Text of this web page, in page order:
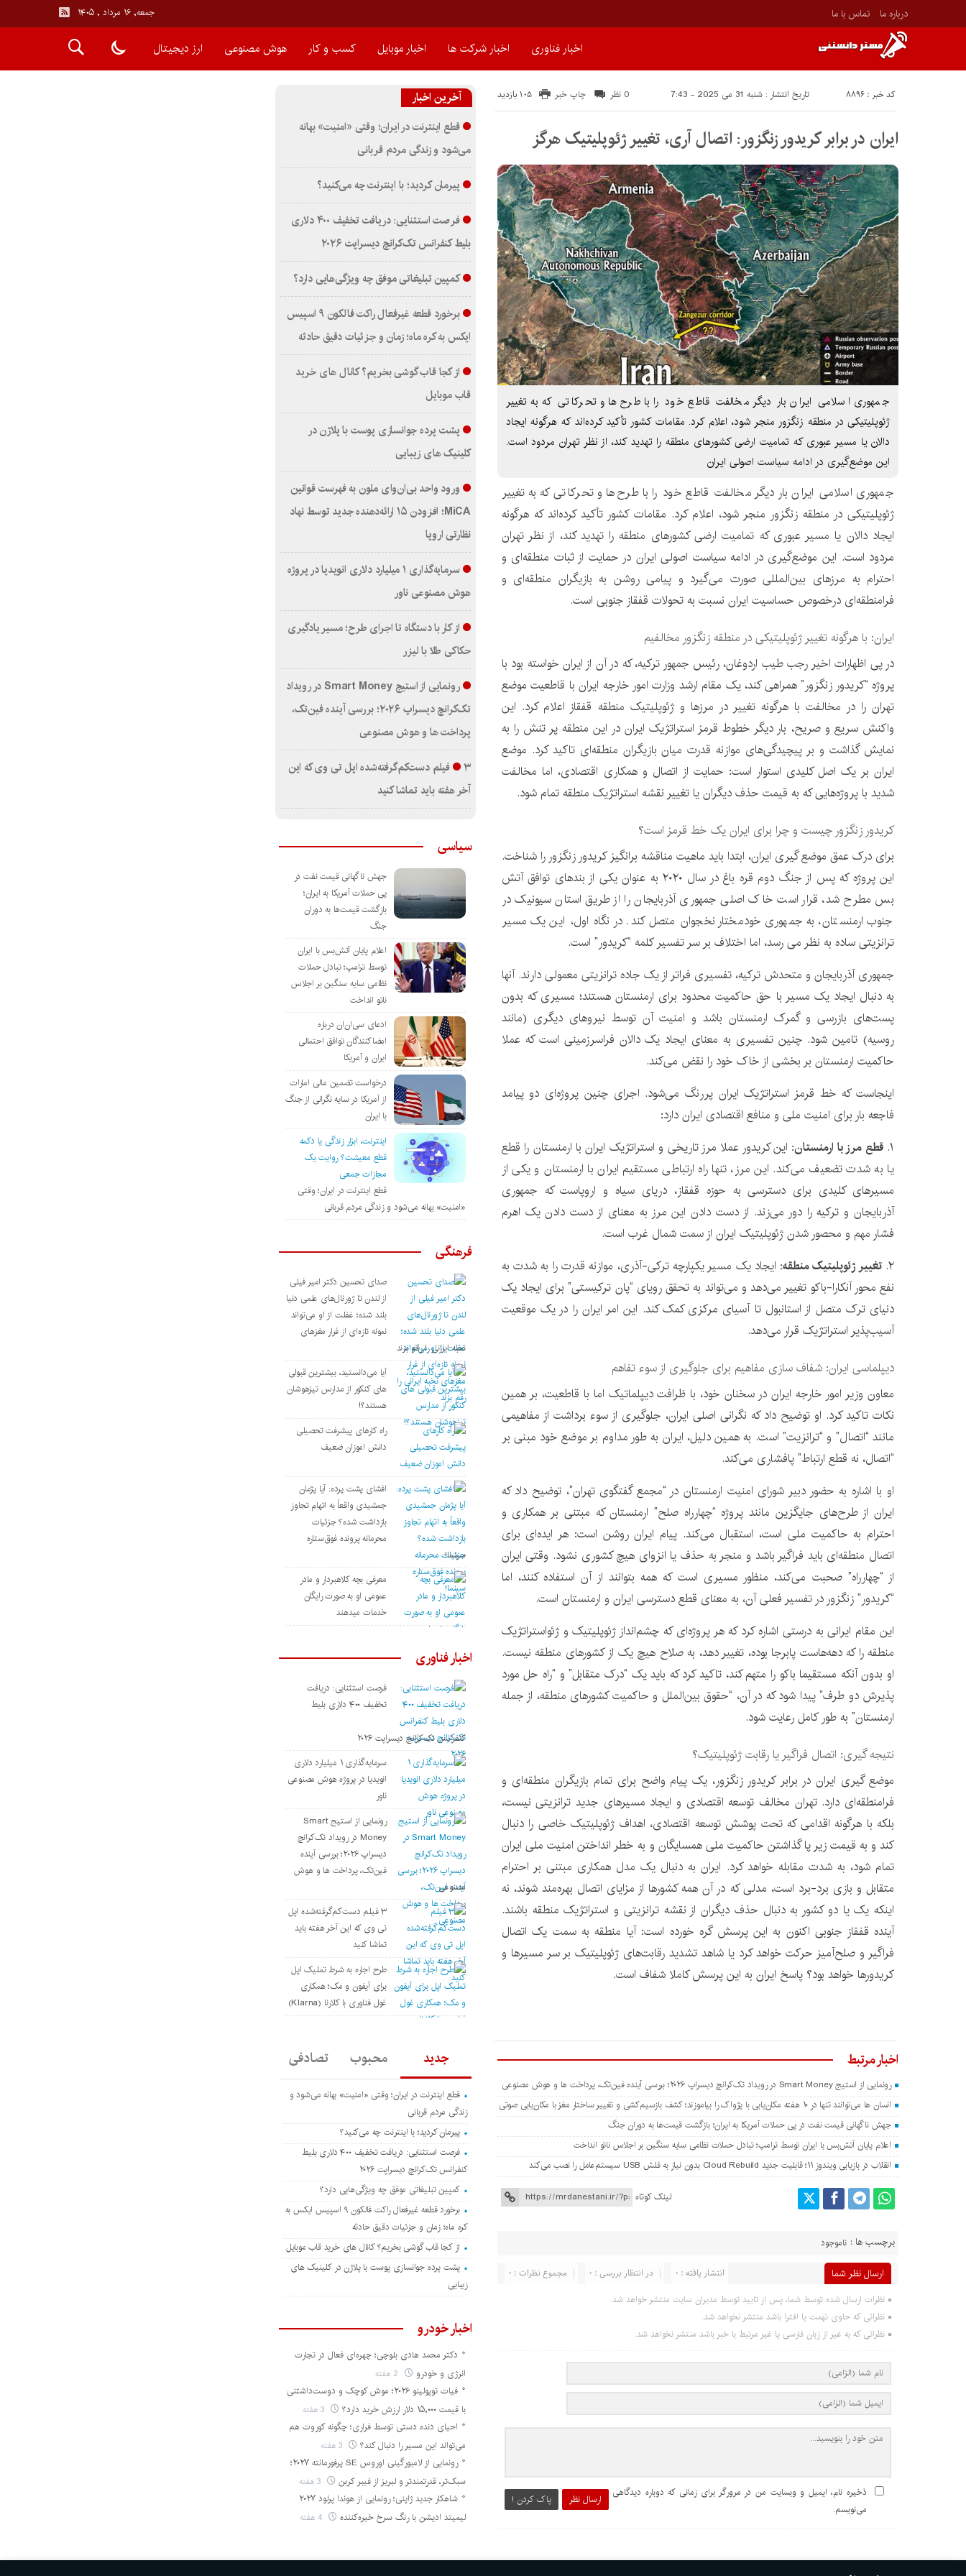
درباره ما تماس با ما جمعه, ۱۶ مرداد , ۱۴۰۵
اخبار فناوری اخبار شرکت ها اخبار موبایل کسب و کار هوش مصنوعی ارز دیجیتال
تاریخ انتشار : شنبه 31 می 2025 - 7:43 105 بازدید کد خبر : 8896 چاپ خبر 0 نظر
ایران در برابر کریدور زنگزور: اتصال آری، تغییر ژئوپلیتیک هرگز
جمهوری اسلامی ایران بار دیگر مخالفت قاطع خود را با طرح‌ها و تحرکاتی که به تغییر
ژئوپلیتیکی در منطقه زنگزور منجر شود، اعلام کرد. مقامات کشور تأکید کرده‌اند که هرگونه ایجاد
دالان یا مسیر عبوری که تمامیت ارضی کشورهای منطقه را تهدید کند، از نظر تهران مردود است.
این موضع‌گیری در ادامه سیاست اصولی ایران
جمهوری اسلامی ایران بار دیگر مخالفت قاطع خود را با طرح‌ها و تحرکاتی که به تغییر
ژئوپلیتیکی در منطقه زنگزور منجر شود، اعلام کرد. مقامات کشور تأکید کرده‌اند که هرگونه
ایجاد دالان یا مسیر عبوری که تمامیت ارضی کشورهای منطقه را تهدید کند، از نظر تهران
مردود است. این موضع‌گیری در ادامه سیاست اصولی ایران در حمایت از ثبات منطقه‌ای و
احترام به مرزهای بین‌المللی صورت می‌گیرد و پیامی روشن به بازیگران منطقه‌ای و
فرامنطقه‌ای درخصوص حساسیت ایران نسبت به تحولات قفقاز جنوبی است.
ایران: با هرگونه تغییر ژئوپلیتیکی در منطقه زنگزور مخالفیم
در پی اظهارات اخیر رجب طیب اردوغان، رئیس جمهور ترکیه، که در آن از ایران خواسته بود با
پروژه “کریدور زنگزور” همراهی کند، یک مقام ارشد وزارت امور خارجه ایران با قاطعیت موضع
تهران را در مخالفت با هرگونه تغییر در مرزها و ژئوپلیتیک منطقه قفقاز اعلام کرد. این
واکنش سریع و صریح، بار دیگر خطوط قرمز استراتژیک ایران در این منطقه پر تنش را به
نمایش گذاشت و بر پیچیدگی‌های موازنه قدرت میان بازیگران منطقه‌ای تاکید کرد. موضع
ایران بر یک اصل کلیدی استوار است: حمایت از اتصال و همکاری اقتصادی، اما مخالفت
شدید با پروژه‌هایی که به قیمت حذف دیگران یا تغییر نقشه استراتژیک منطقه تمام شود.
کریدور زنگزور چیست و چرا برای ایران یک خط قرمز است؟
برای درک عمق موضع گیری ایران، ابتدا باید ماهیت مناقشه برانگیز کریدور زنگزور را شناخت.
این پروژه که پس از جنگ دوم قره باغ در سال ۲۰۲۰ به عنوان یکی از بندهای توافق آتش
بس مطرح شد، قرار است خاک اصلی جمهوری آذربایجان را از طریق استان سیونیک در
جنوب ارمنستان، به جمهوری خودمختار نخجوان متصل کند. در نگاه اول، این یک مسیر
ترانزیتی ساده به نظر می رسد، اما اختلاف بر سر تفسیر کلمه “کریدور” است.
جمهوری آذربایجان و متحدش ترکیه، تفسیری فراتر از یک جاده ترانزیتی معمولی دارند. آنها
به دنبال ایجاد یک مسیر با حق حاکمیت محدود برای ارمنستان هستند؛ مسیری که بدون
پست‌های بازرسی و گمرک ارمنستان باشد و امنیت آن توسط نیروهای دیگری (مانند
روسیه) تامین شود. چنین تفسیری به معنای ایجاد یک دالان فراسرزمینی است که عملا
حاکمیت ارمنستان بر بخشی از خاک خود را نقض می‌کند.
اینجاست که خط قرمز استراتژیک ایران پررنگ می‌شود. اجرای چنین پروژه‌ای دو پیامد
فاجعه بار برای امنیت ملی و منافع اقتصادی ایران دارد:
۱. قطع مرز با ارمنستان: این کریدور عملا مرز تاریخی و استراتژیک ایران با ارمنستان را قطع
یا به شدت تضعیف می‌کند. این مرز، تنها راه ارتباطی مستقیم ایران با ارمنستان و یکی از
مسیرهای کلیدی برای دسترسی به حوزه قفقاز، دریای سیاه و اروپاست که جمهوری
آذربایجان و ترکیه را دور می‌زند. از دست دادن این مرز به معنای از دست دادن یک اهرم
فشار مهم و محصور شدن ژئوپلیتیک ایران از سمت شمال غرب است.
۲. تغییر ژئوپلیتیک منطقه: ایجاد یک مسیر یکپارچه ترکی-آذری، موازنه قدرت را به شدت به
نفع محور آنکارا-باکو تغییر می‌دهد و می‌تواند به تحقق رویای “پان ترکیستی” برای ایجاد یک
دنیای ترک متصل از استانبول تا آسیای مرکزی کمک کند. این امر ایران را در یک موقعیت
آسیب‌پذیر استراتژیک قرار می‌دهد.
دیپلماسی ایران: شفاف سازی مفاهیم برای جلوگیری از سوء تفاهم
معاون وزیر امور خارجه ایران در سخنان خود، با ظرافت دیپلماتیک اما با قاطعیت، بر همین
نکات تاکید کرد. او توضیح داد که نگرانی اصلی ایران، جلوگیری از سوء برداشت از مفاهیمی
مانند “اتصال” و “ترانزیت” است. به همین دلیل، ایران به طور مداوم بر موضع خود مبنی بر
“اتصال، نه قطع ارتباط” پافشاری می‌کند.
او با اشاره به حضور دبیر شورای امنیت ارمنستان در “مجمع گفتگوی تهران”، توضیح داد که
ایران از طرح‌های جایگزین مانند پروژه “چهارراه صلح” ارمنستان که مبتنی بر همکاری و
احترام به حاکمیت ملی است، استقبال می‌کند. پیام ایران روشن است: هر ایده‌ای برای
اتصال منطقه‌ای باید فراگیر باشد و منجر به حذف یا انزوای هیچ کشوری نشود. وقتی ایران
از “چهارراه” صحبت می‌کند، منظور مسیری است که همه بتوانند از آن استفاده کنند، اما
“کریدور” زنگزور در تفسیر فعلی آن، به معنای قطع دسترسی ایران و ارمنستان است.
این مقام ایرانی به درستی اشاره کرد که هر پروژه‌ای که چشم‌انداز ژئوپلیتیک و ژئواستراتژیک
منطقه را که دهه‌هاست پابرجا بوده، تغییر دهد، به صلاح هیچ یک از کشورهای منطقه نیست.
او بدون آنکه مستقیما باکو را متهم کند، تاکید کرد که باید یک “درک متقابل” و “راه حل مورد
پذیرش دو طرف” پیدا شود که در آن، “حقوق بین‌الملل و حاکمیت کشورهای منطقه، از جمله
ارمنستان” به طور کامل رعایت شود.
نتیجه گیری: اتصال فراگیر یا رقابت ژئوپلیتیک؟
موضع گیری ایران در برابر کریدور زنگزور، یک پیام واضح برای تمام بازیگران منطقه‌ای و
فرامنطقه‌ای دارد. تهران مخالف توسعه اقتصادی و ایجاد مسیرهای جدید ترانزیتی نیست،
بلکه با هرگونه اقدامی که تحت پوشش توسعه اقتصادی، اهداف ژئوپلیتیک خاصی را دنبال
کند و به قیمت زیر پا گذاشتن حاکمیت ملی همسایگان و به خطر انداختن امنیت ملی ایران
تمام شود، به شدت مقابله خواهد کرد. ایران به دنبال یک مدل همکاری مبتنی بر احترام
متقابل و بازی برد-برد است، مدلی که در آن همه کشورها از مزایای اتصال بهره‌مند شوند، نه
اینکه یک یا دو کشور به دنبال حذف دیگران از نقشه ترانزیتی و استراتژیک منطقه باشند.
آینده قفقاز جنوبی اکنون به این پرسش گره خورده است: آیا منطقه به سمت یک اتصال
فراگیر و صلح‌آمیز حرکت خواهد کرد یا شاهد تشدید رقابت‌های ژئوپلیتیک بر سر مسیرها و
کریدورها خواهد بود؟ پاسخ ایران به این پرسش کاملا شفاف است.
اخبار مرتبط
رونمایی از استیج Smart Money در رویداد تک‌کرانچ دیسراپ ۲۰۲۶؛ بررسی آینده فین‌تک، پرداخت‌ ها و هوش مصنوعی
انسان‌ ها می‌توانند تنها در ۱۰ هفته مکان‌یابی با پژواک را بیاموزند؛ کشف بازسیم‌کشی و تغییر ساختار مغز با مکان‌یابی صوتی
جهش ناگهانی قیمت نفت در پی حملات آمریکا به ایران؛ بازگشت قیمت‌ها به دوران جنگ
اعلام پایان آتش‌بس با ایران توسط ترامپ؛ تبادل حملات نظامی سایه سنگین بر اجلاس ناتو انداخت
انقلاب در بازیابی ویندوز ۱۱؛ قابلیت جدید Cloud Rebuild بدون نیاز به فلش USB سیستم‌عامل را نصب می‌کند
لینک کوتاه
برچسب ها : ناموجود
ارسال نظر شما مجموع نظرات : 0 در انتظار بررسی : 0 انتشار یافته : 0
نظرات ارسال شده توسط شما، پس از تایید توسط مدیران سایت منتشر خواهد شد.
نظراتی که حاوی تهمت یا افترا باشد منتشر نخواهد شد.
نظراتی که به غیر از زبان فارسی یا غیر مرتبط با خبر باشد منتشر نخواهد شد.
ارسال نظر پاک کردن !
ذخیره نام، ایمیل و وبسایت من در مرورگر برای زمانی که دوباره دیدگاهی
می‌نویسم.
آخرین اخبار
قطع اینترنت در ایران؛ وقتی «امنیت» بهانه
می‌شود و زندگی مردم قربانی
پیرمان کردید؛ با اینترنت چه می‌کنید؟
فرصت استثنایی: دریافت تخفیف ۴۰۰ دلاری
بلیط کنفرانس تک‌کرانچ دیسراپت ۲۰۲۶
کمپین تبلیغاتی موفق چه ویژگی‌هایی دارد؟
برخورد قطعه غیرفعال راکت فالکون ۹ اسپیس
ایکس به کره ماه؛ زمان و جزئیات دقیق حادثه
از کجا قاب گوشی بخریم؟ کانال های خرید
قاب موبایل
پشت پرده جوانسازی پوست با پلاژن در
کلینیک های زیبایی
ورود واحد بی‌ان‌وای ملون به فهرست قوانین
MiCA؛ افزودن ۱۵ ارائه‌دهنده جدید توسط نهاد
نظارتی اروپا
سرمایه‌گذاری ۱ میلیارد دلاری انویدیا در پروژه
هوش مصنوعی ناور
از کار با دستگاه تا اجرای طرح؛ مسیر یادگیری
حکاکی طلا با لیزر
رونمایی از استیج Smart Money در رویداد
تک‌کرانچ دیسراپ ۲۰۲۶؛ بررسی آینده فین‌تک،
پرداخت‌ ها و هوش مصنوعی
۳ فیلم دست‌کم‌گرفته‌شده اپل تی وی که این
آخر هفته باید تماشا کنید
سیاسی
جهش ناگهانی قیمت نفت در
پی حملات آمریکا به ایران؛
بازگشت قیمت‌ها به دوران
جنگ
اعلام پایان آتش‌بس با ایران
توسط ترامپ؛ تبادل حملات
نظامی سایه سنگین بر اجلاس
ناتو انداخت
ادعای سی‌ان‌ان درباره
امضاکنندگان توافق احتمالی
ایران و آمریکا
درخواست تضمین مالی امارات
از آمریکا در سایه نگرانی از جنگ
با ایران
اینترنت، ابزار زندگی یا دکمه
قطع معیشت؟ روایت یک
مجازات جمعی
قطع اینترنت در ایران؛ وقتی
«امنیت» بهانه می‌شود و زندگی مردم قربانی
فرهنگی
صدای تحسین دکتر امیر فیلی
از لندن تا ژورنال‌های علمی دنیا
بلند شده؛ غفلت از او می‌تواند
نمونه تازه‌ای از فرار مغزهای
نخبه ایرانی را رقم بزند
آیا می‌دانستید، بیشترین قبولی
های کنکور از مدارس تیزهوشان
هستند؟!
راه کارهای پیشرفت تحصیلی
دانش اموزان ضعیف
افشای پشت پرده: آیا پژمان
جمشیدی واقعاً به اتهام تجاوز
بازداشت شده؟ جزئیات
محرمانه پرونده فوق‌ستاره
سینما!
معرفی بچه کلاهبردار و مادر
عمومی او به صورت رایگان
خدمات میدهند
اخبار فناوری
فرصت استثنایی: دریافت
تخفیف ۴۰۰ دلاری بلیط
کنفرانس تک‌کرانچ دیسراپت ۲۰۲۶
سرمایه‌گذاری ۱ میلیارد دلاری
انویدیا در پروژه هوش مصنوعی
ناور
رونمایی از استیج Smart
Money در رویداد تک‌کرانچ
دیسراپ ۲۰۲۶؛ بررسی آینده
فین‌تک، پرداخت‌ ها و هوش
مصنوعی
۳ فیلم دست‌کم‌گرفته‌شده اپل
تی وی که این آخر هفته باید
تماشا کنید
طرح اجاره به شرط تملیک اپل
برای آیفون و مک؛ همکاری
غول فناوری با کلارنا (Klarna)
جدید محبوب تصادفی
قطع اینترنت در ایران؛ وقتی «امنیت» بهانه می‌شود و
زندگی مردم قربانی
پیرمان کردید؛ با اینترنت چه می‌کنید؟
فرصت استثنایی: دریافت تخفیف ۴۰۰ دلاری بلیط
کنفرانس تک‌کرانچ دیسراپت ۲۰۲۶
کمپین تبلیغاتی موفق چه ویژگی‌هایی دارد؟
برخورد قطعه غیرفعال راکت فالکون ۹ اسپیس ایکس به
کره ماه؛ زمان و جزئیات دقیق حادثه
از کجا قاب گوشی بخریم؟ کانال های خرید قاب موبایل
پشت پرده جوانسازی پوست با پلاژن در کلینیک های
زیبایی
اخبار خودرو
دکتر محمد هادی بلوچی؛ چهره‌ای فعال در تجارت
انرژی و خودرو
فیات توپولینو ۲۰۲۶؛ موش کوچک و دوست‌داشتنی
با قیمت ۱۵,۰۰۰ دلار ارزش خرید دارد؟
احیای دنده دستی توسط فراری؛ چگونه کوروت هم
می‌تواند این مسیر را دنبال کند؟
رونمایی از لامبورگینی اوروس SE پرفورمانته ۲۰۲۷؛
سبک‌تر، قدرتمندتر و لبریز از فیبر کربن
شاهکار جدید ژاپنی؛ رونمایی از هوندا پرلود ۲۰۲۷
لیمیتد ادیشن با رنگ سرخ خیره‌کننده